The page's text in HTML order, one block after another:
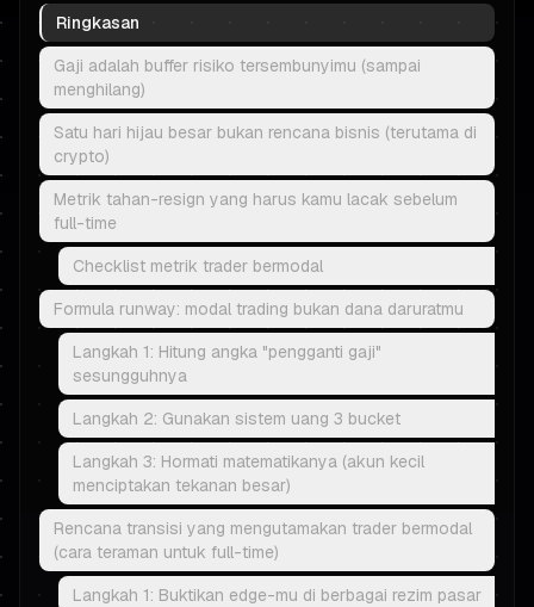
Ringkasan
Gaji adalah buffer risiko tersembunyimu (sampai
menghilang)
Satu hari hijau besar bukan rencana bisnis (terutama di
crypto)
Metrik tahan-resign yang harus kamu lacak sebelum
full-time
Checklist metrik trader bermodal
Formula runway: modal trading bukan dana daruratmu
Langkah 1: Hitung angka "pengganti gaji"
sesungguhnya
Langkah 2: Gunakan sistem uang 3 bucket
Langkah 3: Hormati matematikanya (akun kecil
menciptakan tekanan besar)
Rencana transisi yang mengutamakan trader bermodal
(cara teraman untuk full-time)
Langkah 1: Buktikan edge-mu di berbagai rezim pasar